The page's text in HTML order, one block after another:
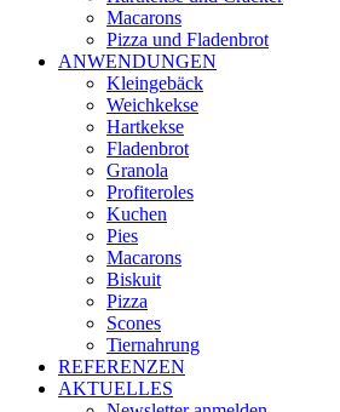
Macarons
Pizza und Fladenbrot
ANWENDUNGEN
Kleingebäck
Weichkekse
Hartkekse
Fladenbrot
Granola
Profiteroles
Kuchen
Pies
Macarons
Biskuit
Pizza
Scones
Tiernahrung
REFERENZEN
AKTUELLES